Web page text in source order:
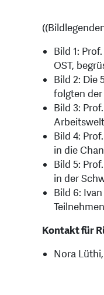
Bild 1:
OST,
Bild 2: Die
folgten der
Bild 3:
Bild 4:
in die
Bild 5:
in der
Bild 6:
Kontakt für
Nora